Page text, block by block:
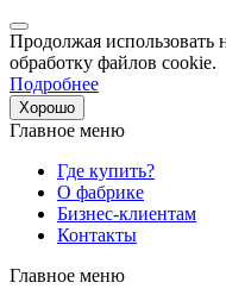
Продолжая использовать
обработку файлов cookie.
Подробнее
Хорошо
Главное меню
Где купить?
О фабрике
Бизнес-клиентам
Контакты
Главное меню